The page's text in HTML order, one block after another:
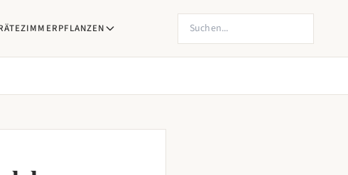
ZIMMERPFLANZEN Produkte suchen